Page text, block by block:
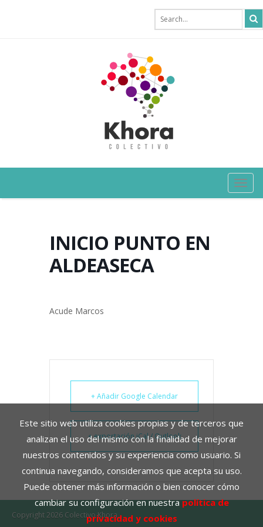
Este sitio web utiliza cookies propias y de terceros que
analizan el uso del mismo con la finalidad de mejorar
nuestros contenidos y su experiencia como usuario. Si
continua navegando, consideramos que acepta su uso.
Puede obtener más información o bien conocer cómo
cambiar su configuración en nuestrapolítica de
privacidad y cookies
INICIO PUNTO EN
ALDEASECA
Acude Marcos
+ Añadir Google Calendar
+ exportación iCal / Outlook
Copyright 2026 Colectivo Khora